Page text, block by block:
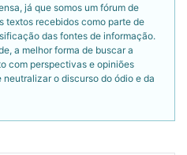
já que somos um fórum de
textos recebidos como parte de
das fontes de informação.
a melhor forma de buscar a
com perspectivas e opiniões
o discurso do ódio e da